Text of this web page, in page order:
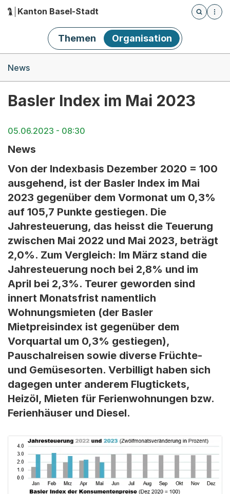
Hauptnavigation
Kanton Basel-Stadt
Öffnet
Themen Organisation
News
Basler Index im Mai 2023
05.06.2023 - 08:30
News
Von der Indexbasis Dezember 2020 = 100
ausgehend, ist der Basler Index im Mai
2023 gegenüber dem Vormonat um 0,3%
auf 105,7 Punkte gestiegen. Die
Jahresteuerung, das heisst die Teuerung
zwischen Mai 2022 und Mai 2023, beträgt
2,0%. Zum Vergleich: Im März stand die
Jahresteuerung noch bei 2,8% und im
April bei 2,3%. Teurer geworden sind
innert Monatsfrist namentlich
Wohnungsmieten (der Basler
Mietpreisindex ist gegenüber dem
Vorquartal um 0,3% gestiegen),
Pauschalreisen sowie diverse Früchte-
und Gemüsesorten. Verbilligt haben sich
dagegen unter anderem Flugtickets,
Heizöl, Mieten für Ferienwohnungen bzw.
Ferienhäuser und Diesel.